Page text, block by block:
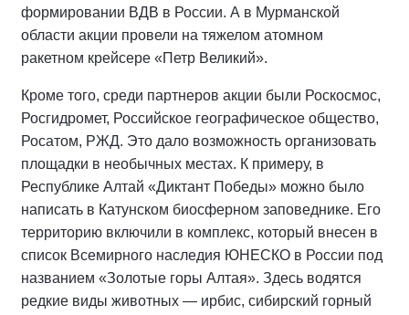
формировании ВДВ в России. А в Мурманской
области акции провели на тяжелом атомном
ракетном крейсере «Петр Великий».
Кроме того, среди партнеров акции были Роскосмос,
Росгидромет, Российское географическое общество,
Росатом, РЖД. Это дало возможность организовать
площадки в необычных местах. К примеру, в
Республике Алтай «Диктант Победы» можно было
написать в Катунском биосферном заповеднике. Его
территорию включили в комплекс, который внесен в
список Всемирного наследия ЮНЕСКО в России под
названием «Золотые горы Алтая». Здесь водятся
редкие виды животных — ирбис, сибирский горный